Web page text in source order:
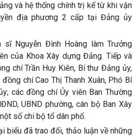
và hệ thống chính trị kể từ khi vận
địa phương 2 cấp tại Đảng ủy
Nguyễn Đình Hoàng làm Trưởng
của Khoa Xây dựng Đảng. Tiếp và
chí Trần Huy Kiên, Bí thư Đảng ủy,
chí Cao Thị Thanh Xuân, Phó Bí
các đồng chí Ủy viên Ban Thường
UBND phường, cán bộ Ban Xây
số chi bộ tổ dân phố.
biểu đã trao đổi, thảo luận về những